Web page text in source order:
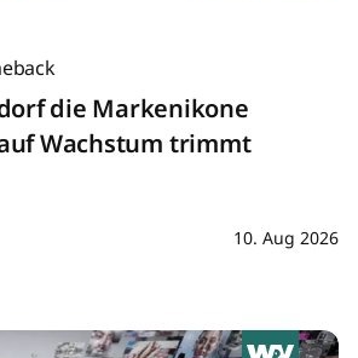
die Markenikone
Wachstum trimmt
10. Aug 2026